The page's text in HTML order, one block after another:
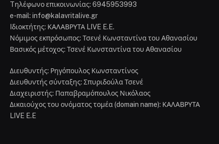
Tηλέφωνο επικοινωνίας: 6945953993
e-mail: info@kalavritalive.gr
Iδιοκτήτης: ΚΑΛΑΒΡΥΤΑ LIVE E.E.
Νόμιμος εκπρόσωπος: Τσενέ Κωνσταντίνα του Αθανασίου
Βασικός μέτοχος: Τσενέ Κωνσταντίνα του Αθανασίου
Διευθυντής: Ρηγόπουλος Κωνσταντίνος
Διευθυντής σύνταξης: Σπυριδούλα Τσενέ
Διαχειριστής: Παπαβραμόπουλος Νικόλαος
Δικαιούχος του ονόματος τομέα (domain name): ΚΑΛΑΒΡΥΤΑ
LIVE E.E